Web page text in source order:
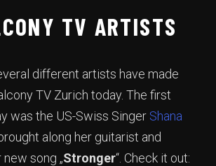
TV ARTISTS
different artists have made
TV Zurich today. The first
was the US-Swiss Singer Shana
brought along her guitarist and
song „Stronger“. Check it out: